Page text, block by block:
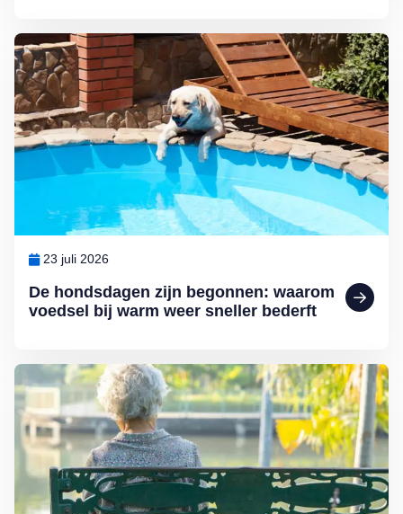
De hondsdagen zijn begonnen: waarom
voedsel bij warm weer sneller bederft
23 juli 2026
Lees meer over De hondsdagen zijn begonnen: waarom voedsel
Lees meer over Zomereenzaamheid: achterblijven terwijl de